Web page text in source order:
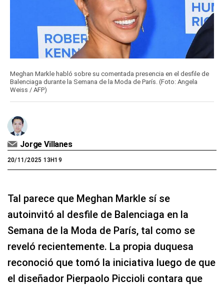
Meghan Markle habló sobre su comentada presencia en el desfile de
Balenciaga durante la Semana de la Moda de París. (Foto: Angela
Weiss / AFP)
Jorge Villanes
20/11/2025 13H19
Tal parece que Meghan Markle sí se
autoinvitó al desfile de Balenciaga en la
Semana de la Moda de París, tal como se
reveló recientemente. La propia duquesa
reconoció que tomó la iniciativa luego de que
el diseñador Pierpaolo Piccioli contara que